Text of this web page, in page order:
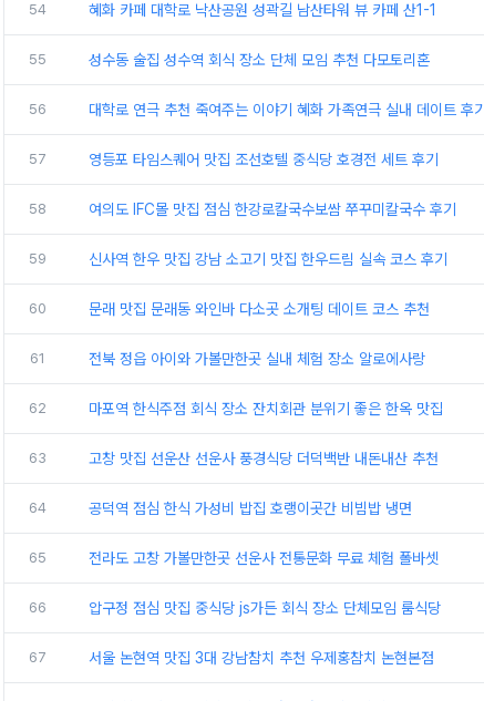
54 혜화 카페 대학로 낙산공원 성곽길 남산타워 뷰 카페 산1-1
55 성수동 술집 성수역 회식 장소 단체 모임 추천 다모토리혼
56 대학로 연극 추천 죽여주는 이야기 혜화 가족연극 실내 데이트 후기
57 영등포 타임스퀘어 맛집 조선호텔 중식당 호경전 세트 후기
58 여의도 IFC몰 맛집 점심 한강로칼국수보쌈 쭈꾸미칼국수 후기
59 신사역 한우 맛집 강남 소고기 맛집 한우드림 실속 코스 후기
60 문래 맛집 문래동 와인바 다소곳 소개팅 데이트 코스 추천
61 전북 정읍 아이와 가볼만한곳 실내 체험 장소 알로에사랑
62 마포역 한식주점 회식 장소 잔치회관 분위기 좋은 한옥 맛집
63 고창 맛집 선운산 선운사 풍경식당 더덕백반 내돈내산 추천
64 공덕역 점심 한식 가성비 밥집 호랭이곳간 비빔밥 냉면
65 전라도 고창 가볼만한곳 선운사 전통문화 무료 체험 폴바셋
66 압구정 점심 맛집 중식당 js가든 회식 장소 단체모임 룸식당
67 서울 논현역 맛집 3대 강남참치 추천 우제홍참치 논현본점